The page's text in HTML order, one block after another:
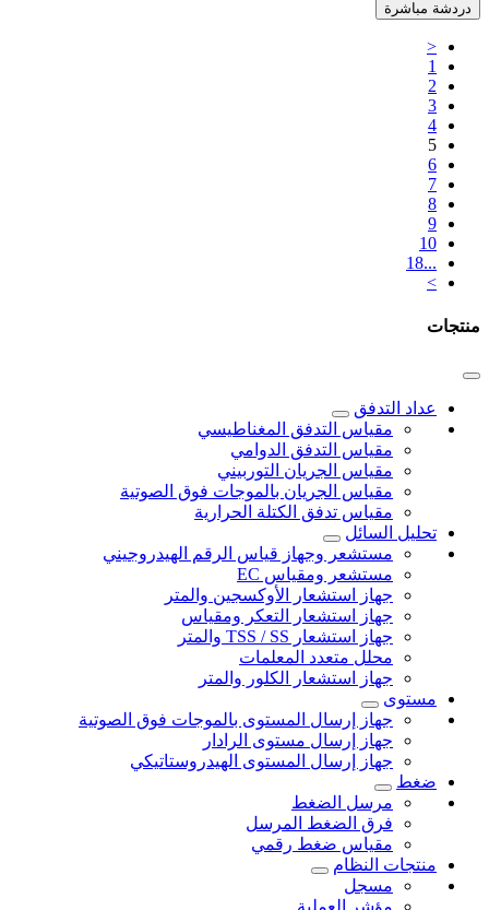
دردشة مباشرة
<
1
2
3
4
5
6
7
8
9
10
...18
>
منتجات
عداد التدفق
مقياس التدفق المغناطيسي
مقياس التدفق الدوامي
مقياس الجريان التوربيني
مقياس الجريان بالموجات فوق الصوتية
مقياس تدفق الكتلة الحرارية
تحليل السائل
مستشعر وجهاز قياس الرقم الهيدروجيني
مستشعر ومقياس EC
جهاز استشعار الأوكسجين والمتر
جهاز استشعار التعكر ومقياس
جهاز استشعار TSS / SS والمتر
محلل متعدد المعلمات
جهاز استشعار الكلور والمتر
مستوى
جهاز إرسال المستوى بالموجات فوق الصوتية
جهاز إرسال مستوى الرادار
جهاز إرسال المستوى الهيدروستاتيكي
ضغط
مرسل الضغط
فرق الضغط المرسل
مقياس ضغط رقمي
منتجات النظام
مسجل
مؤشر العملية